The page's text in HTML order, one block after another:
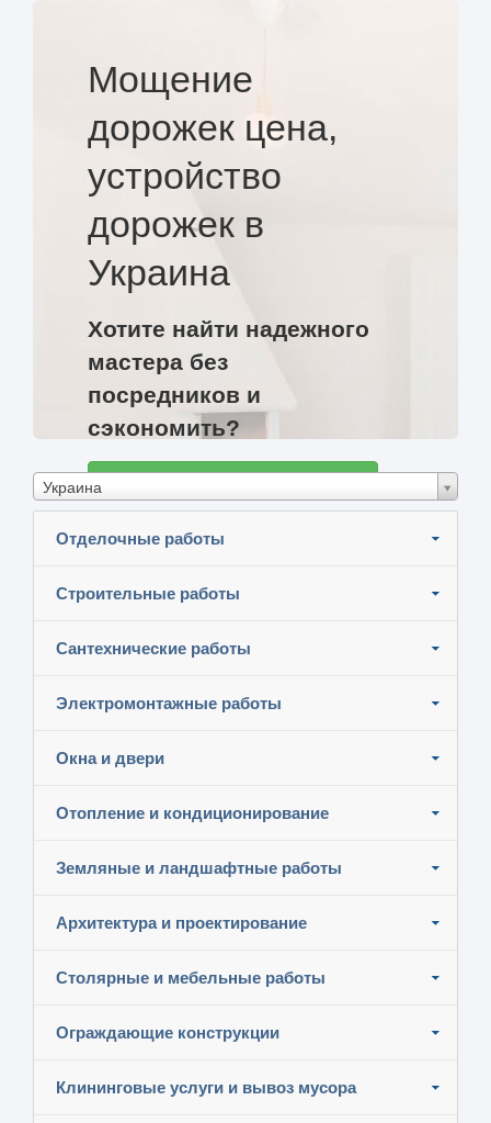
Мощение
дорожек цена,
устройство
дорожек в
Украина
Хотите найти надежного
мастера без
посредников и
сэкономить?
Украина
Отделочные работы
Строительные работы
Сантехнические работы
Электромонтажные работы
Окна и двери
Отопление и кондиционирование
Земляные и ландшафтные работы
Архитектура и проектирование
Столярные и мебельные работы
Ограждающие конструкции
Клининговые услуги и вывоз мусора